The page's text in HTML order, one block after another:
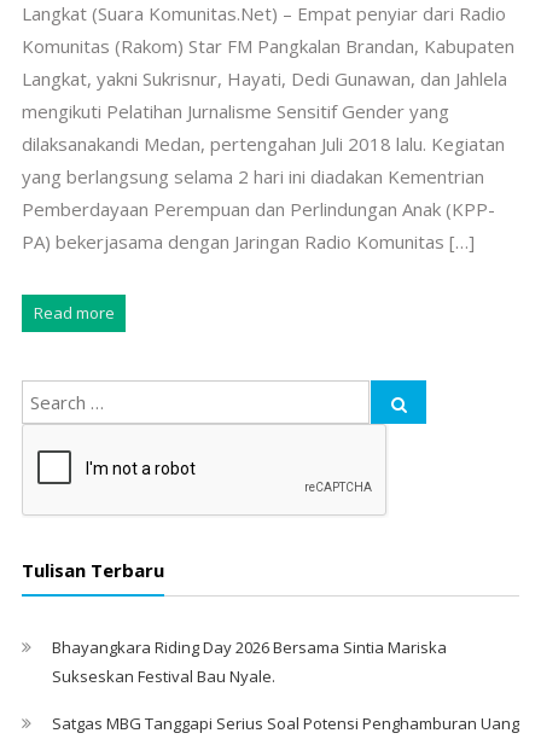
Langkat (Suara Komunitas.Net) – Empat penyiar dari Radio
Komunitas (Rakom) Star FM Pangkalan Brandan, Kabupaten
Langkat, yakni Sukrisnur, Hayati, Dedi Gunawan, dan Jahlela
mengikuti Pelatihan Jurnalisme Sensitif Gender yang
dilaksanakandi Medan, pertengahan Juli 2018 lalu. Kegiatan
yang berlangsung selama 2 hari ini diadakan Kementrian
Pemberdayaan Perempuan dan Perlindungan Anak (KPP-
PA) bekerjasama dengan Jaringan Radio Komunitas […]
Read more
Tulisan Terbaru
Bhayangkara Riding Day 2026 Bersama Sintia Mariska
Sukseskan Festival Bau Nyale. ‎
Satgas MBG Tanggapi Serius Soal Potensi Penghamburan Uang